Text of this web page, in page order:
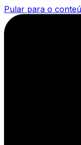
Pular para o